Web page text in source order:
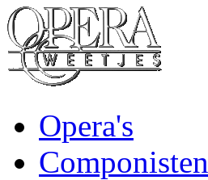
Opera's
Componisten